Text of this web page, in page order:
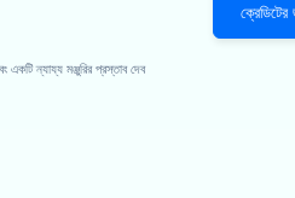
ন্যায্য মঞ্জুরির প্রস্তাব দেব